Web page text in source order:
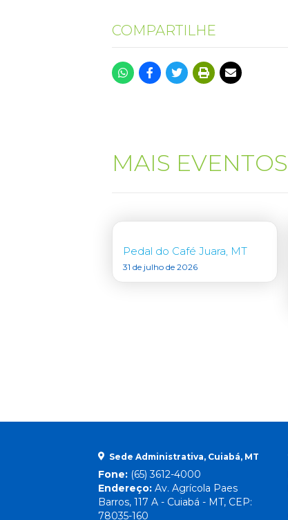
COMPARTILHE
MAIS EVENTOS
Pedal do Café Juara, MT
31 de julho de 2026
Sede Administrativa, Cuiabá, MT
Fone: (65) 3612-4000
Endereço: Av. Agrícola Paes
Barros, 117 A - Cuiabá - MT, CEP:
78035-160